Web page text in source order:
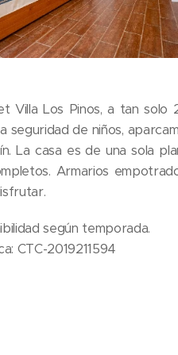
Villa Los Pinos, a tan
seguridad de niños,
La casa es de una sola
Armarios
según temporada.
CTC-2019211594